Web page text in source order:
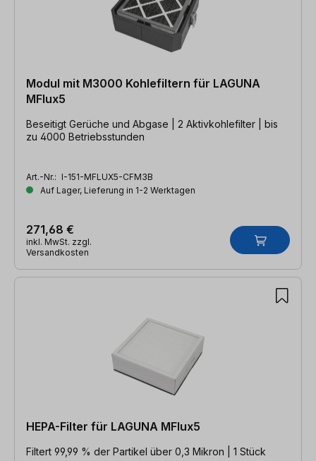
Modul mit M3000 Kohlefiltern für LAGUNA
MFlux5
Beseitigt Gerüche und Abgase | 2 Aktivkohlefilter | bis
zu 4000 Betriebsstunden
Art.-Nr.: I-151-MFLUX5-CFM3B
Auf Lager, Lieferung in 1-2 Werktagen
271,68 €
inkl. MwSt. zzgl.
Versandkosten
HEPA-Filter für LAGUNA MFlux5
Filtert 99,99 % der Partikel über 0,3 Mikron | 1 Stück